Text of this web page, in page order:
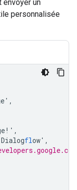
envoyer un
personnalisée
,
,
Dialogflow' ,